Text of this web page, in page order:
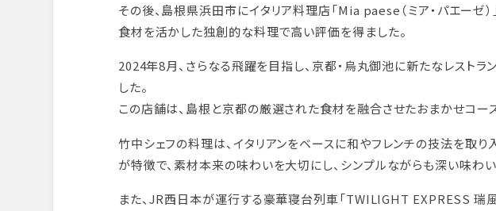
その後、島根県浜田市にイタリア料理店「Mia paese（ミア・パエーゼ
食材を活かした独創的な料理で高い評価を得ました。
2024年8月、さらなる飛躍を目指し、京都・烏丸御池に新たなレストラ
した。
この店舗は、島根と京都の厳選された食材を融合させたおまかせコー
竹中シェフの料理は、イタリアンをベースに和やフレンチの技法を取り
が特徴で、素材本来の味わいを大切にし、シンプルながらも深い味わ
また、JR西日本が運行する豪華寝台列車「TWILIGHT EXPRESS 瑞風